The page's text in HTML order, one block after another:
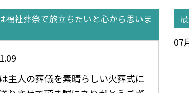
福祉葬祭で旅立ちたいと心から思いま
主人の葬儀を素晴らしい火葬式に
07